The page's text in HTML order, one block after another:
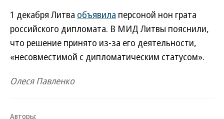
1 декабря Литва объявила персоной нон грата
российского дипломата. В МИД Литвы пояснили,
что решение принято из-за его деятельности,
«несовместимой с дипломатическим статусом».
Олеся Павленко
Авторы: